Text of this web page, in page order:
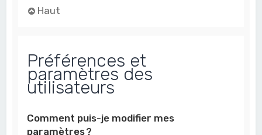
Haut
Préférences et
paramètres des
utilisateurs
Comment puis-je modifier mes
paramètres ?